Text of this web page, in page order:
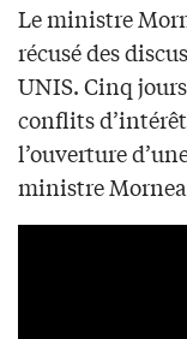
Le ministre
récusé des
UNIS. Cinq
conflits
l’ouverture
ministre